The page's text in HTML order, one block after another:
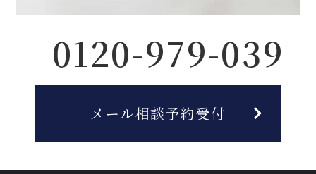
0120-979-039
メール相談予約受付